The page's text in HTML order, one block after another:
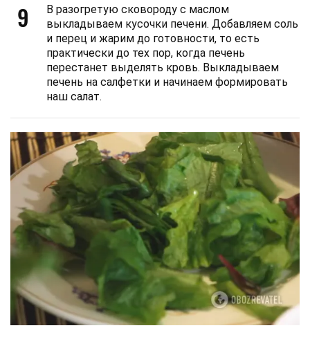
9
В разогретую сковороду с маслом
выкладываем кусочки печени. Добавляем соль
и перец и жарим до готовности, то есть
практически до тех пор, когда печень
перестанет выделять кровь. Выкладываем
печень на салфетки и начинаем формировать
наш салат.